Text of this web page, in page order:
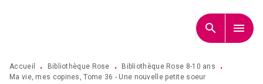
search menu
Accueil • Bibliothèque Rose • Bibliothèque Rose 8-10 ans
•
Ma vie, mes copines, Tome 36 - Une nouvelle petite soeur